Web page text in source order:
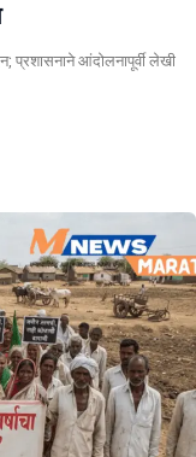
प्रशासनाने आंदोलनापूर्वी लेखी